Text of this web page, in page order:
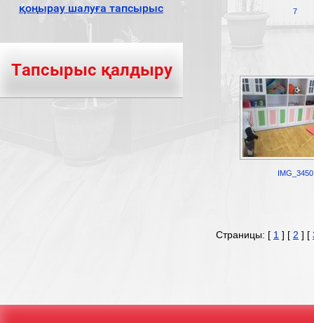
қоңырау шалуға тапсырыс
Тапсырыс қалдыру
7
IMG_3450
Страницы: [ 1 ] [ 2 ] [